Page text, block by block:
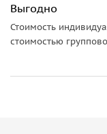
Выгодно
Стоимость
стоимостью